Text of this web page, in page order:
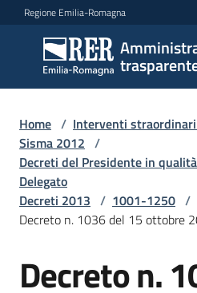
Vai al contenuto
Vai alla navigazione
Vai al footer
Regione Emilia-Romagna
trasparente
Sottosezioni
Accesso
Home / Interventi
Sisma 2012 /
Decreti del Presidente in
Delegato
Decreti 2013 / 1001-1250 /
Decreto n. 1036 del 15 ottobre
Decreto n.